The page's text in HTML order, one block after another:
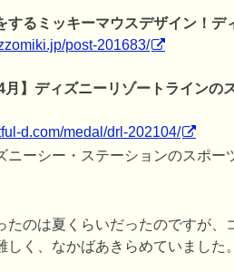
するミッキーマウスデザイン！
post-201683/
4月】ディズニーリゾートライン
d.com/medal/drl-202104/
ニーシー・ステーションのスポー
たのは夏くらいだったのですが
しく、なかばあきらめていました。